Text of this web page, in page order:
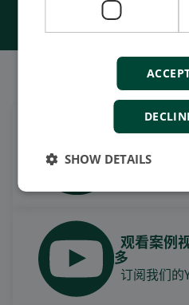
我们的社
关注我们的
观看案例
多
订阅我们
SHOW DETAILS